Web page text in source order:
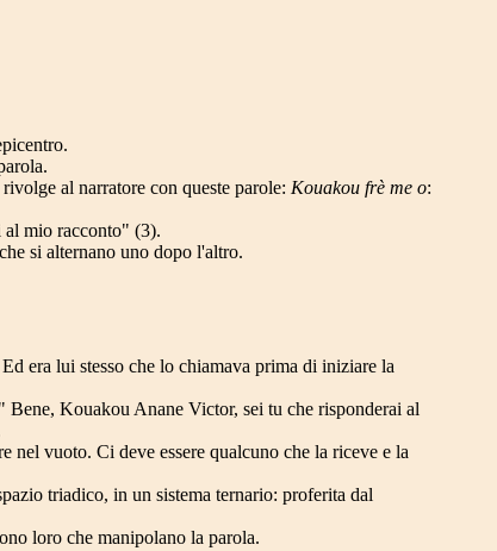
al narratore con queste parole: Kouakou frè me o:
al mio racconto" (3).
si alternano uno dopo l'altro.
era lui stesso che lo chiamava prima di iniziare la
Kouakou Anane Victor, sei tu che risponderai al
nel vuoto. Ci deve essere qualcuno che la riceve e la
triadico, in un sistema ternario: proferita dal
loro che manipolano la parola.